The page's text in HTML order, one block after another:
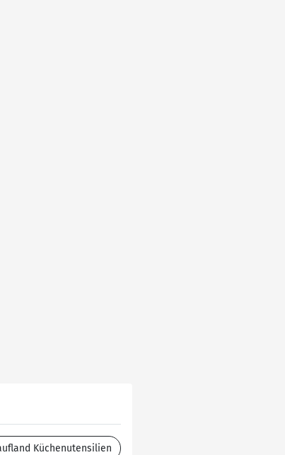
Küchenutensilien